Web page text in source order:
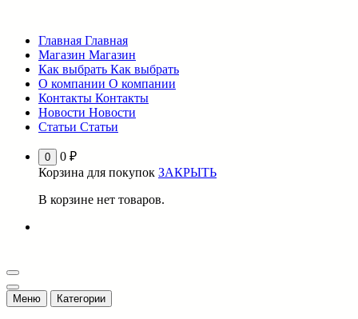
содержимому
Главная Главная
Магазин Магазин
Как выбрать Как выбрать
О компании О компании
Контакты Контакты
Новости Новости
Статьи Статьи
0 0 ₽
Корзина для покупок ЗАКРЫТЬ
В корзине нет товаров.
Меню Категории